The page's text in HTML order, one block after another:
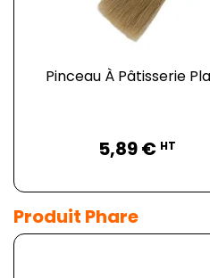
Pinceau À Pâtisserie
5,89 € HT
Produit Phare